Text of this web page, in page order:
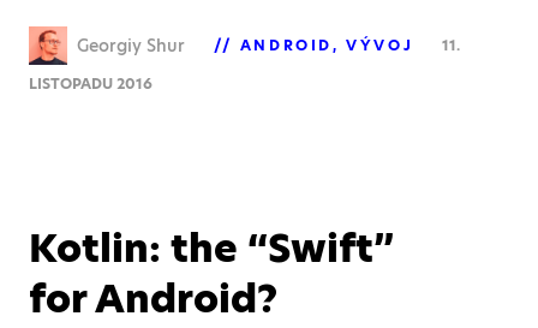
Georgiy Shur ANDROID VÝVOJ
11.
LISTOPADU 2016
Kotlin: the “Swift”
for Android?